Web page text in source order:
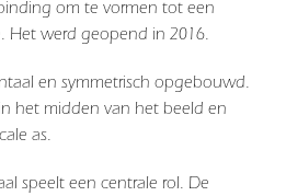
om te vormen tot een
Het werd geopend in 2016.
en symmetrisch opgebouwd.
het midden van het beeld en
as.
speelt een centrale rol. De